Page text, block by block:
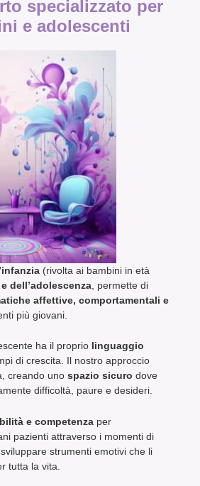
specializzato per
e adolescenti
(rivolta ai bambini in età
e dell’adolescenza , permette di
affettive, comportamentali e
più giovani.
ha il proprio linguaggio
di crescita. Il nostro approccio
creando uno spazio sicuro dove
difficoltà, paure e desideri.
e competenza per
pazienti attraverso i momenti di
strumenti emotivi che li
tutta la vita.